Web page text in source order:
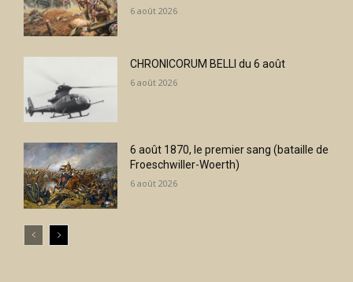
6 août 2026
CHRONICORUM BELLI du 6 août
6 août 2026
6 août 1870, le premier sang (bataille de
Froeschwiller-Woerth)
6 août 2026